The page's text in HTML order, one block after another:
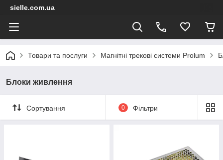
sielle.com.ua
Товари та послуги Магнітні трекові системи Prolum
Блоки живлення
Сортування 0 Фільтри